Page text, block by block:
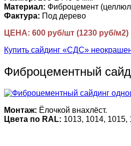
Материал: Фиброцемент
Фактура: Под дерево
ЦЕНА: 600 руб/шт (1230 руб/м2)
Купить сайдинг «СДС»
Фиброцементный
Монтаж: Ёлочкой внахлёст.
Цвета по RAL: 1013, 1014, 1015,